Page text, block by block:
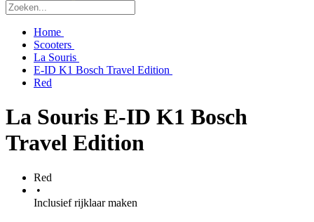
Home
Scooters
La Souris
E-ID K1 Bosch Travel Edition
Red
La Souris E-ID K1 Bosch
Travel Edition
Red
•
Inclusief rijklaar maken